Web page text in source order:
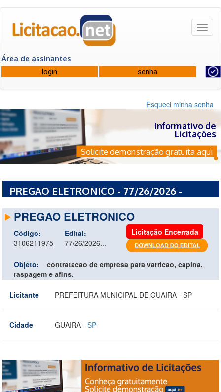
Área de assinantes
Esqueci minha senha
Informativo de
Licitações
Solicite demonstração gratuita aqui
PREGAO ELETRONICO - 77/26/2026 -
PREGAO ELETRONICO
Código:
3106211975
Edital:
77/26/2026...
Licitação Encerrada
Objeto:
contratacao de empresa para varricao, capina,
raspagem e afins.
Licitante PREFEITURA MUNICIPAL DE GUAIRA - SP
Cidade GUAIRA - SP